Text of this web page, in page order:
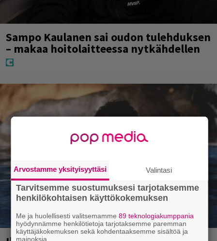
Sampo Kaulanen sai oudon tulehduksen
– makaa hoitolaitteessa nytkähdellen
Arvostamme yksityisyyttäsi Valintasi
Tarvitsemme suostumuksesi tarjotaksemme
henkilökohtaisen käyttökokemuksen
Me ja huolellisesti valitsemamme 89 teknologiakumppania
hyödynnämme henkilötietoja tarjotaksemme paremman
käyttäjäkokemuksen sekä kohdentaaksemme sisältöä ja
mainoksia.